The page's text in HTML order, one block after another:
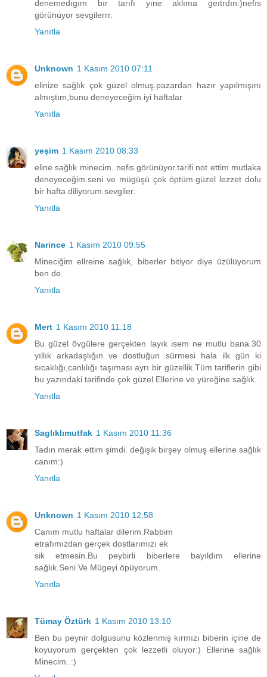
denemedıgım bır tarıfı yıne aklıma geıtrdın:)nefıs
görünüyor sevgilerrr.
Yanıtla
Unknown 1 Kasım 2010 07:11
elinize sağlık çok güzel olmuş.pazardan hazır yapılmışını
almıştım,bunu deneyeceğim.iyi haftalar
Yanıtla
yeşim 1 Kasım 2010 08:33
eline sağlık minecim..nefis görünüyor.tarifi not ettim mutlaka
deneyeceğim.seni ve mügüşü çok öptüm.güzel lezzet dolu
bir hafta diliyorum.sevgiler.
Yanıtla
Narince 1 Kasım 2010 09:55
Mineciğim ellreine sağlık, biberler bitiyor diye üzülüyorum
ben de.
Yanıtla
Mert 1 Kasım 2010 11:18
Bu güzel övgülere gerçekten layık isem ne mutlu bana.30
yıllık arkadaşlığın ve dostluğun sürmesi hala ilk gün ki
sıcaklığı,canlılığı taşıması ayrı bir güzellik.Tüm tariflerin gibi
bu yazındaki tarifinde çok güzel.Ellerine ve yüreğine sağlık.
Yanıtla
Saglıklımutfak 1 Kasım 2010 11:36
Tadın merak ettim şimdi. değişik birşey olmuş ellerine sağlık
canım:)
Yanıtla
Unknown 1 Kasım 2010 12:58
Canım mutlu haftalar dilerim.Rabbim
etrafımızdan gerçek dostlarımızı ek
sik etmesin.Bu peybirli biberlere bayıldım ellerine
sağlık.Seni Ve Mügeyi öpüyorum.
Yanıtla
Tümay Öztürk 1 Kasım 2010 13:10
Ben bu peynir dolgusunu közlenmiş kırmızı biberin içine de
koyuyorum gerçekten çok lezzetli oluyor:) Ellerine sağlık
Minecim. :)